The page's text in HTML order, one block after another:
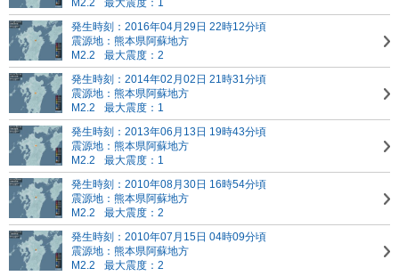
M2.2
最大震度：1
発生時刻：2016年04月29日 22時12分頃
震源地：熊本県阿蘇地方
M2.2
最大震度：2
発生時刻：2014年02月02日 21時31分頃
震源地：熊本県阿蘇地方
M2.2
最大震度：1
発生時刻：2013年06月13日 19時43分頃
震源地：熊本県阿蘇地方
M2.2
最大震度：1
発生時刻：2010年08月30日 16時54分頃
震源地：熊本県阿蘇地方
M2.2
最大震度：2
発生時刻：2010年07月15日 04時09分頃
震源地：熊本県阿蘇地方
M2.2
最大震度：2